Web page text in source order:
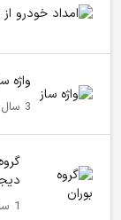
واژه
3 سال پیش
1 سال پیش